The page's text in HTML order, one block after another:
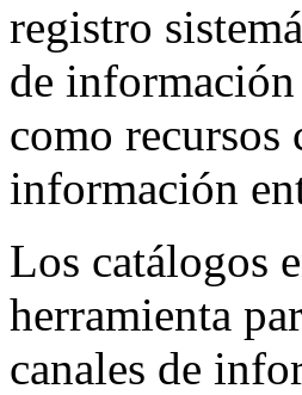
registro
de
como recursos
información
Los catálogos
herramienta
canales de